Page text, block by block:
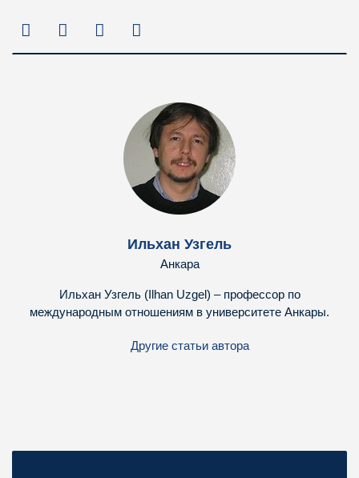
Ильхан Узгель
Анкара
Ильхан Узгель (Ilhan Uzgel) – профессор по
международным отношениям в университете Анкары.
Другие статьи автора